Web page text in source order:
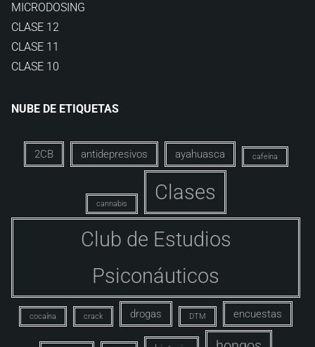
MICRODOSING
CLASE 12
CLASE 11
CLASE 10
NUBE DE ETIQUETAS
2CB antidepresivos ayahuasca cafeína
cannabis
Clases
Club de Estudios
Psiconáuticos
cocaína crack drogas DTM encuestas